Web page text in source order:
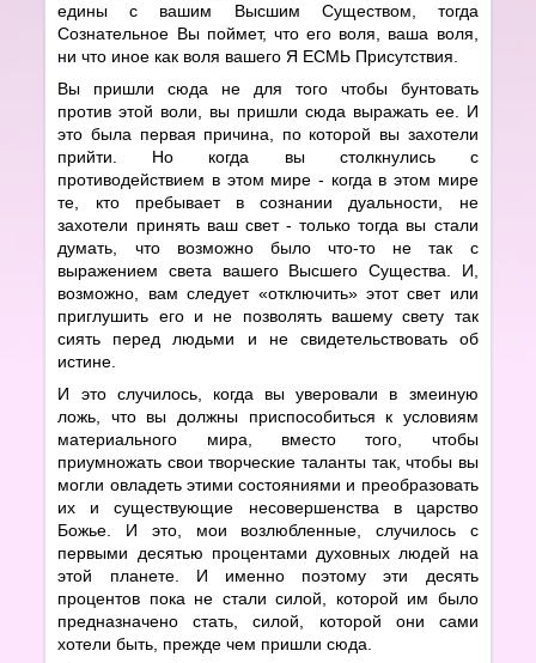
едины с вашим Высшим Существом, тогда
Сознательное Вы поймет, что его воля, ваша воля,
ни что иное как воля вашего Я ЕСМЬ Присутствия.
Вы пришли сюда не для того чтобы бунтовать
против этой воли, вы пришли сюда выражать ее. И
это была первая причина, по которой вы захотели
прийти. Но когда вы столкнулись с
противодействием в этом мире - когда в этом мире
те, кто пребывает в сознании дуальности, не
захотели принять ваш свет - только тогда вы стали
думать, что возможно было что-то не так с
выражением света вашего Высшего Существа. И,
возможно, вам следует «отключить» этот свет или
приглушить его и не позволять вашему свету так
сиять перед людьми и не свидетельствовать об
истине.
И это случилось, когда вы уверовали в змеиную
ложь, что вы должны приспособиться к условиям
материального мира, вместо того, чтобы
приумножать свои творческие таланты так, чтобы вы
могли овладеть этими состояниями и преобразовать
их и существующие несовершенства в царство
Божье. И это, мои возлюбленные, случилось с
первыми десятью процентами духовных людей на
этой планете. И именно поэтому эти десять
процентов пока не стали силой, которой им было
предназначено стать, силой, которой они сами
хотели быть, прежде чем пришли сюда.